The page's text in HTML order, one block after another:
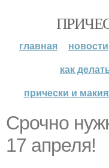
главная новости
как
прически и
Срочно
17 апреля!